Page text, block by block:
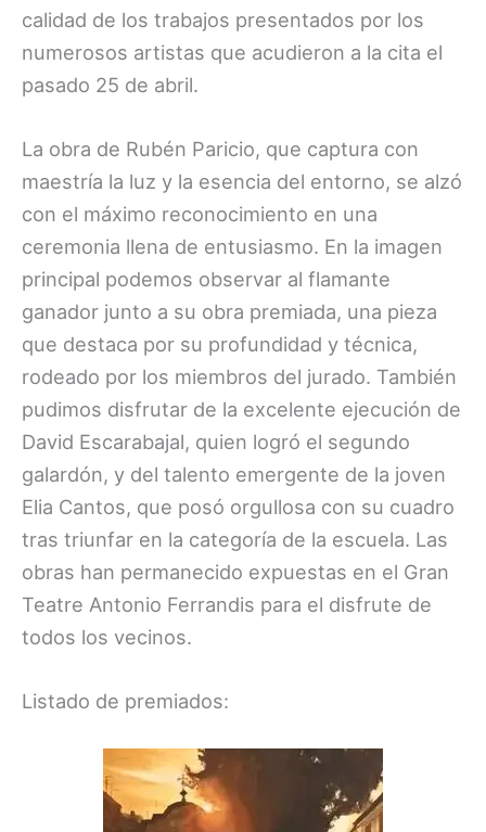
calidad de los trabajos presentados por los
numerosos artistas que acudieron a la cita el
pasado 25 de abril.
La obra de Rubén Paricio, que captura con
maestría la luz y la esencia del entorno, se alzó
con el máximo reconocimiento en una
ceremonia llena de entusiasmo. En la imagen
principal podemos observar al flamante
ganador junto a su obra premiada, una pieza
que destaca por su profundidad y técnica,
rodeado por los miembros del jurado. También
pudimos disfrutar de la excelente ejecución de
David Escarabajal, quien logró el segundo
galardón, y del talento emergente de la joven
Elia Cantos, que posó orgullosa con su cuadro
tras triunfar en la categoría de la escuela. Las
obras han permanecido expuestas en el Gran
Teatre Antonio Ferrandis para el disfrute de
todos los vecinos.
Listado de premiados: